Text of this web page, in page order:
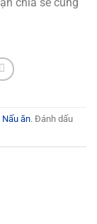
Nấu ăn. Đánh dấu